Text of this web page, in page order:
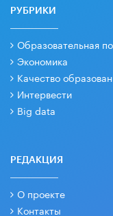
РУБРИКИ
Образовательная
Экономика
Качество
Интервести
Big data
РЕДАКЦИЯ
О проекте
Контакты